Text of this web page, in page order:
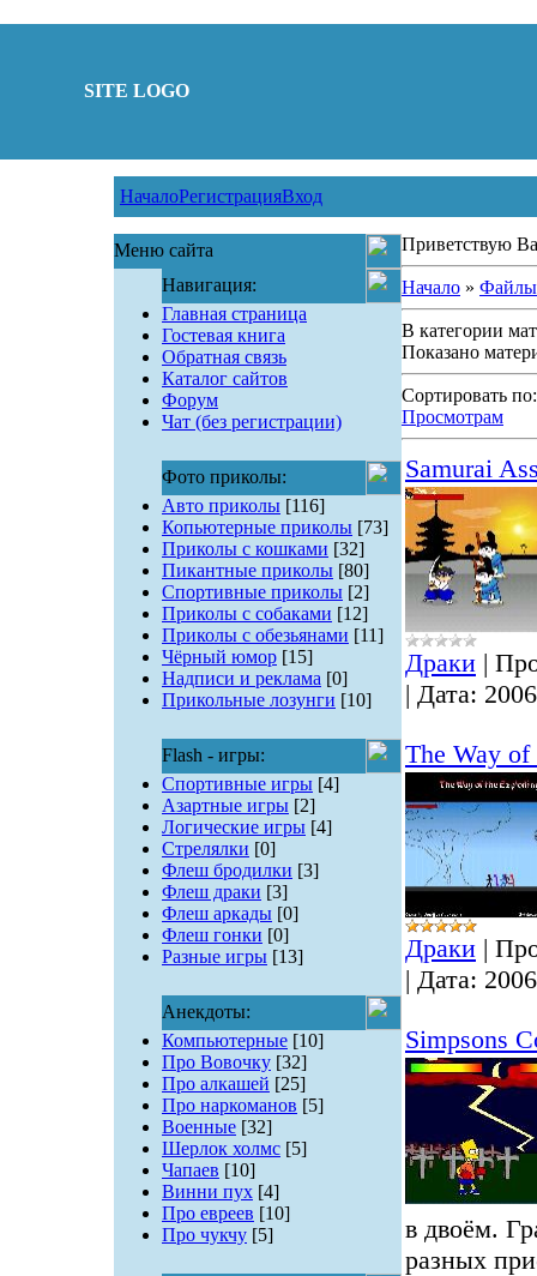
SITE LOGO
НачалоРегистрацияВход
Меню сайта
Навигация:
Главная страница
Гостевая книга
Обратная связь
Каталог сайтов
Форум
Чат (без регистрации)
Фото приколы:
Авто приколы[116]
Копьютерные приколы[73]
Приколы с кошками [32]
Пикантные приколы[80]
Спортивные приколы[2]
Приколы с собаками [12]
Приколы с обезьянами [11]
Чёрный юмор[15]
Надписи и реклама [0]
Прикольные лозунги [10]
Flash - игры:
Спортивные игры[4]
Азартные игры[2]
Логические игры[4]
Стрелялки [0]
Флеш бродилки [3]
Флеш драки [3]
Флеш аркады[0]
Флеш гонки [0]
Разные игры[13]
Анекдоты:
Компьютерные[10]
Про Вовочку[32]
Про алкашей [25]
Про наркоманов [5]
Военные[32]
Шерлок холмс[5]
Чапаев [10]
Винни пух[4]
Про евреев [10]
Про чукчу[5]
Приветствую
Начало» Файлы
В категории
Показано
Сортировать
Просмотрам
Samurai
Драки|
| Дата:
The Way
Драки|
| Дата:
Simpsons
в двоём.
разных